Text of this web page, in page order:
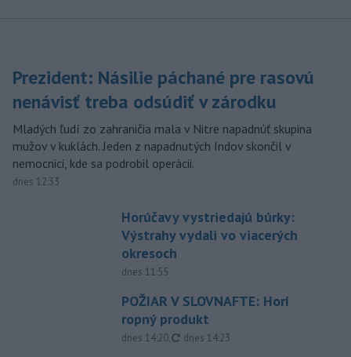
Prezident: Násilie páchané pre rasovú
nenávisť treba odsúdiť v zárodku
Mladých ľudí zo zahraničia mala v Nitre napadnúť skupina
mužov v kuklách. Jeden z napadnutých Indov skončil v
nemocnici, kde sa podrobil operácii.
dnes 12:33
Horúčavy vystriedajú búrky:
Výstrahy vydali vo viacerých
okresoch
dnes 11:55
POŽIAR V SLOVNAFTE: Horí
ropný produkt
dnes 14:20, aktualizované
dnes 14:23